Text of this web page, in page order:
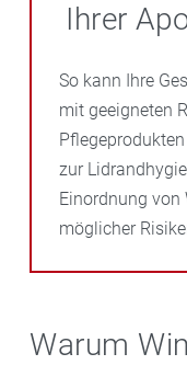
Ihrer
So kann Ihre
mit geeigneten
zur
Einordnung von
möglicher
Warum